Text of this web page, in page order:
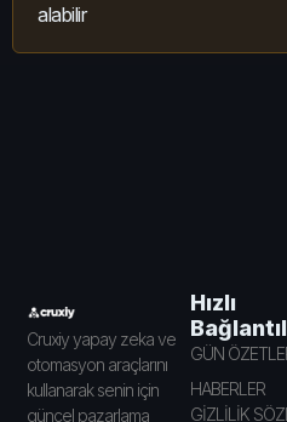
alabilir
Cruxiy yapay zeka ve
otomasyon araçlarını
kullanarak senin için
güncel pazarlama
Hızlı
GÜN
HABERLER
GİZLİLİK